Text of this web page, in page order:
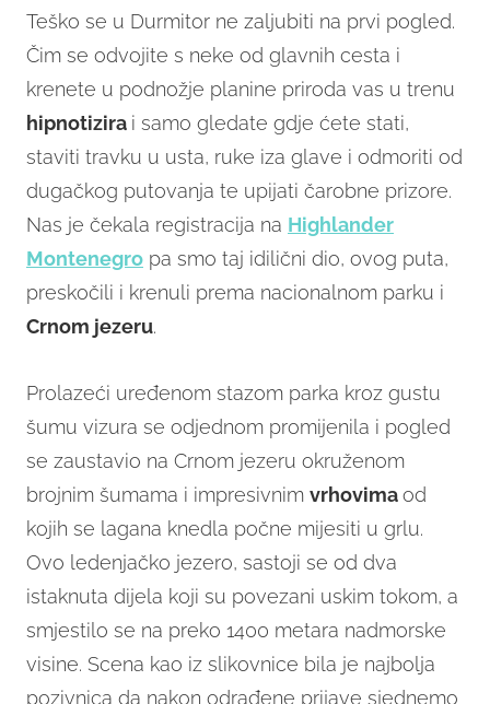
Teško se u Durmitor ne zaljubiti na prvi pogled.
Čim se odvojite s neke od glavnih cesta i
krenete u podnožje planine priroda vas u trenu
hipnotizira i samo gledate gdje ćete stati,
staviti travku u usta, ruke iza glave i odmoriti od
dugačkog putovanja te upijati čarobne prizore.
Nas je čekala registracija na Highlander
Montenegro pa smo taj idilični dio, ovog puta,
preskočili i krenuli prema nacionalnom parku i
Crnom jezeru.
Prolazeći uređenom stazom parka kroz gustu
šumu vizura se odjednom promijenila i pogled
se zaustavio na Crnom jezeru okruženom
brojnim šumama i impresivnim vrhovimaod
kojih se lagana knedla počne mijesiti u grlu.
Ovo ledenjačko jezero, sastoji se od dva
istaknuta dijela koji su povezani uskim tokom, a
smjestilo se na preko 1400 metara nadmorske
visine. Scena kao iz slikovnice bila je najbolja
pozivnica da nakon odrađene prijave sjednemo